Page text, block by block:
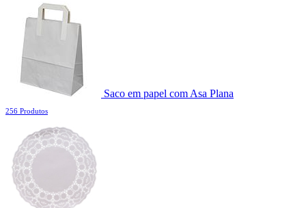
Saco em papel com Asa Plana
256 Produtos